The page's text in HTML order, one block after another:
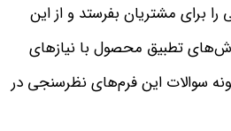
برای مشتریان بفرستد و از این
تطبیق محصول با نیازهای
سوالات این فرم‌های نظرسنجی در